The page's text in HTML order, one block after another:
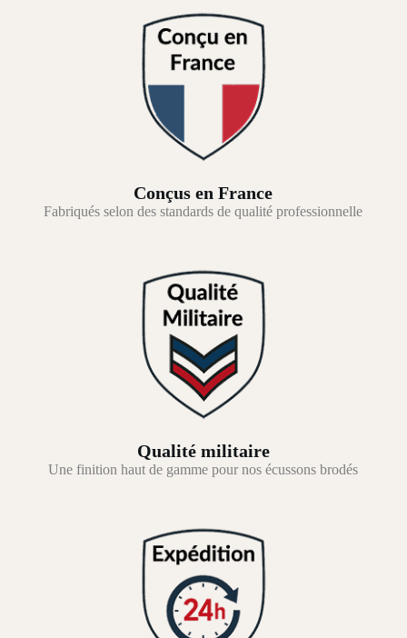
Conçus en France
Fabriqués selon des standards de qualité professionnelle
Qualité militaire
Une finition haut de gamme pour nos écussons brodés